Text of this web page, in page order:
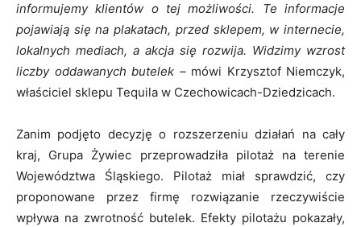
informujemy klientów o tej możliwości. Te informacje
pojawiają się na plakatach, przed sklepem, w internecie,
lokalnych mediach, a akcja się rozwija. Widzimy wzrost
liczby oddawanych butelek –mówi Krzysztof Niemczyk,
właściciel sklepu Tequila w Czechowicach-Dziedzicach.
Zanim podjęto decyzję o rozszerzeniu działań na cały
kraj, Grupa Żywiec przeprowadziła pilotaż na terenie
Województwa Śląskiego. Pilotaż miał sprawdzić, czy
proponowane przez firmę rozwiązanie rzeczywiście
wpływa na zwrotność butelek. Efekty pilotażu pokazały,